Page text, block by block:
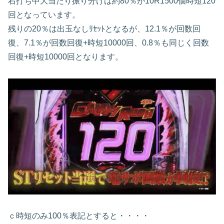
回となっています。
残りの20％は出玉なしﾘｾｯﾄとなるが、12.1％が回数回
復、7.1％が回数回復+時短10000回、0.8％も同じく回数
回復+時短10000回となります。
ｃ時短のみ100％表記とすると・・・・